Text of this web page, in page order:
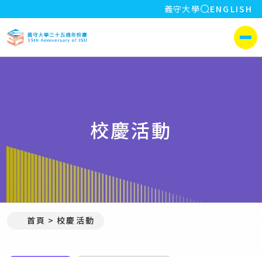
:::
義守大學 全站搜索
ENGLISH
側選單
校慶活動
首頁 校慶活動